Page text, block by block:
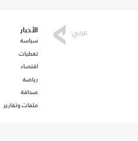
الأخبار
سياسة
تغطيات
اقتصاد
رياضة
صحافة
ملفات وتقارير